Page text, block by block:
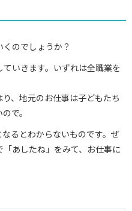
のでしょうか？
いきます。いずれは全職業を
、地元のお仕事は子どもたち
で。
るとわからないものです。ぜ
あしたね」をみて、お仕事に